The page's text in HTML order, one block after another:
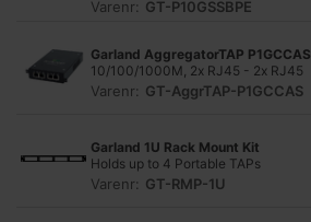
Varenr: GT-P10GSSBPE
Garland AggregatorTAP P1GCCAS
10/100/1000M, 2x RJ45 - 2x RJ45
Varenr: GT-AggrTAP-P1GCCAS
Garland 1U Rack Mount Kit
Holds up to 4 Portable TAPs
Varenr: GT-RMP-1U